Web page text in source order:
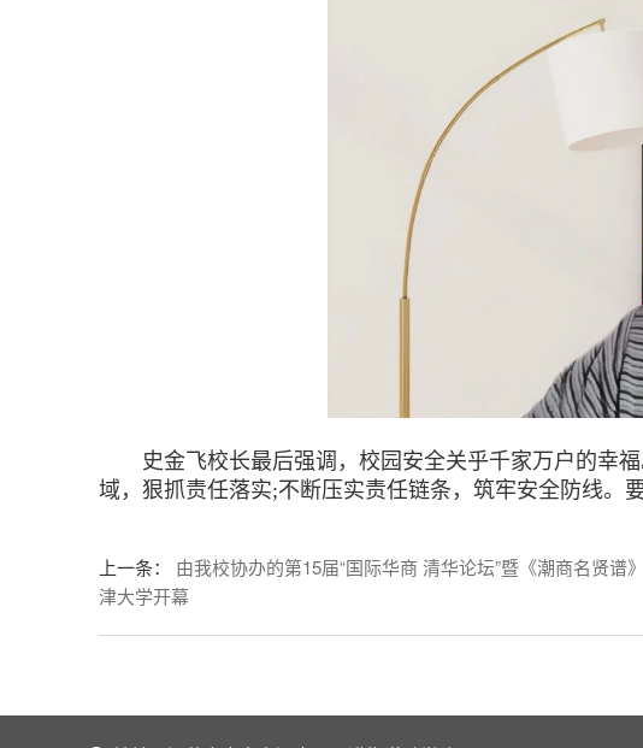
史金飞校长最后强调，校园安全关乎千家万户的幸福
域，狠抓责任落实;不断压实责任链条，筑牢安全防线。
上一条：
由我校协办的第15届“国际华商 清华论坛”暨《潮商名贤谱
津大学开幕